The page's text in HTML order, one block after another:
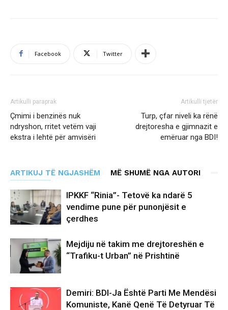
Facebook Twitter
Artikulli paraprak
Çmimi i benzinës nuk
ndryshon, rritet vetëm vaji
ekstra i lehtë për amvisëri
Artikulli tjetër
Turp, çfar niveli ka rënë
drejtoresha e gjimnazit e
emëruar nga BDI!
ARTIKUJ TË NGJASHËM MË SHUMË NGA AUTORI
IPKKF “Rinia”- Tetovë ka ndarë 5
vendime pune për punonjësit e
çerdhes
Mejdiju në takim me drejtoreshën e
“Trafiku-t Urban” në Prishtinë
Demiri: BDI-Ja Është Parti Me Mendësi
Komuniste, Kanë Qenë Të Detyruar Të